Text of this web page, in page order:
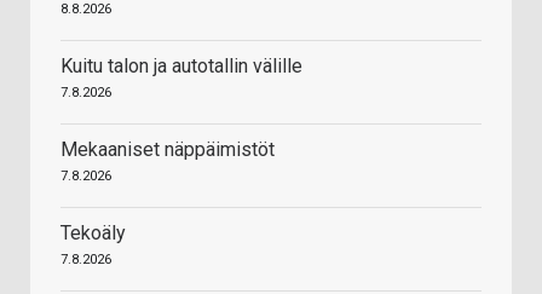
8.8.2026
Kuitu talon ja autotallin välille
7.8.2026
Mekaaniset näppäimistöt
7.8.2026
Tekoäly
7.8.2026